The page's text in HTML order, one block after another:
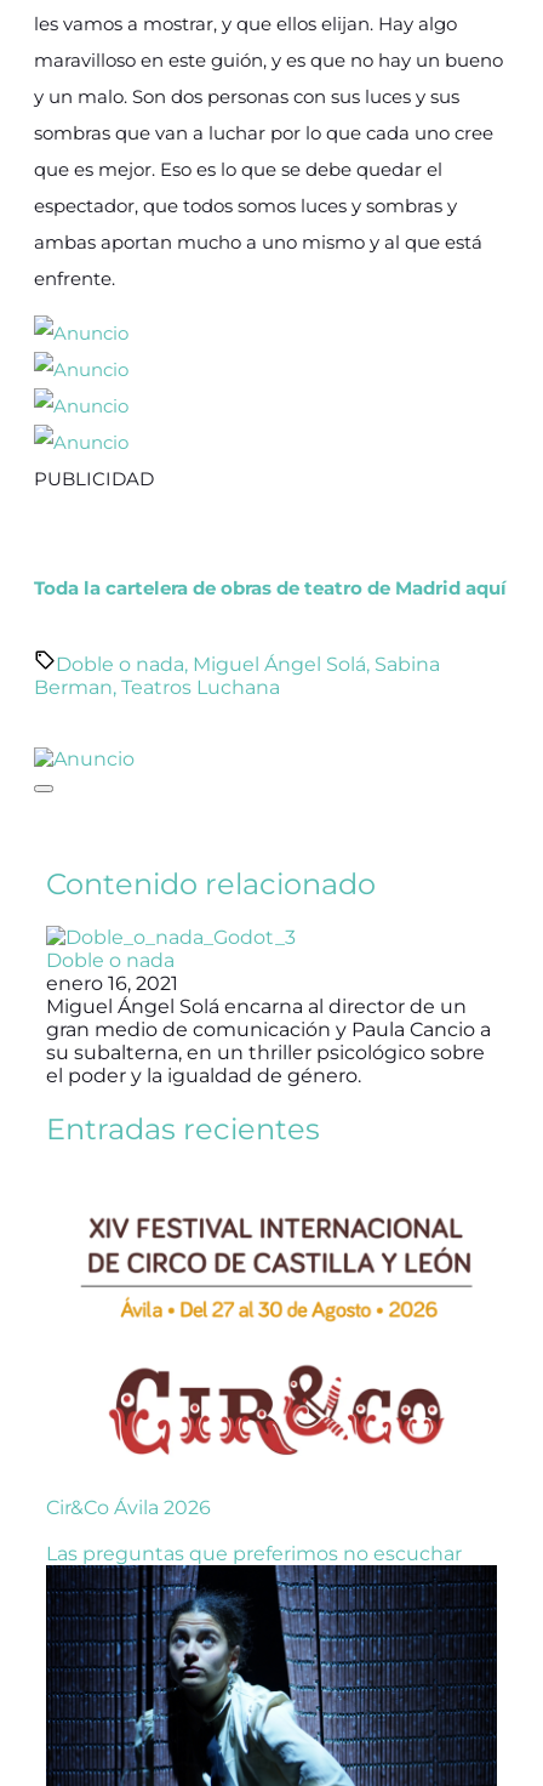
les vamos a mostrar, y que ellos elijan. Hay algo
maravilloso en este guión, y es que no hay un bueno
y un malo. Son dos personas con sus luces y sus
sombras que van a luchar por lo que cada uno cree
que es mejor. Eso es lo que se debe quedar el
espectador, que todos somos luces y sombras y
ambas aportan mucho a uno mismo y al que está
enfrente.
PUBLICIDAD
Toda la cartelera de obras de teatro de Madrid aquí
Doble o nada, Miguel Ángel Solá, Sabina
Berman, Teatros Luchana
Contenido relacionado
Doble o nada
enero 16, 2021
Miguel Ángel Solá encarna al director de un
gran medio de comunicación y Paula Cancio a
su subalterna, en un thriller psicológico sobre
el poder y la igualdad de género.
Entradas recientes
Cir&Co Ávila 2026
Las preguntas que preferimos no escuchar